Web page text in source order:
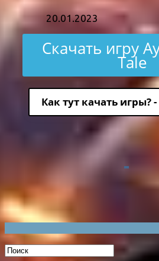
20.01.2023
Скачать игру
Tale
Как тут качать игры?